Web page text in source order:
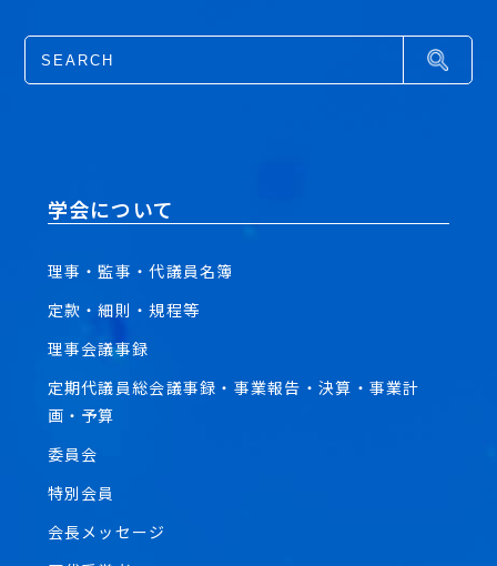
学会について
理事・監事・代議員名簿
定款・細則・規程等
理事会議事録
定期代議員総会議事録・事業報告・決算・事業計
画・予算
委員会
特別会員
会長メッセージ